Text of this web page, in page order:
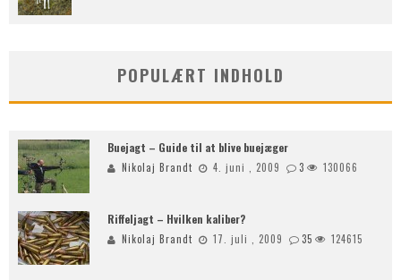
POPULÆRT INDHOLD
Buejagt – Guide til at blive buejæger
Nikolaj Brandt 4. juni , 2009 3 130066
Riffeljagt – Hvilken kaliber?
Nikolaj Brandt 17. juli , 2009 35 124615